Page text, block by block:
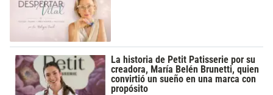
La historia de Petit Patisserie por su
creadora, María Belén Brunetti, quien
convirtió un sueño en una marca con
propósito